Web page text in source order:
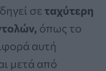
σεταχύτερη
όπως το
αυτή
μετά από